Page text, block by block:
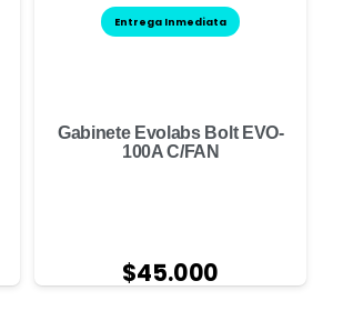
Entrega Inmediata
Gabinete Evolabs Bolt EVO-
100A C/FAN
$45.000